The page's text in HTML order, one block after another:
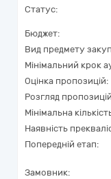
Статус:
Бюджет:
Вид предмету
Мінімальний крок
Оцінка пропозицій:
Розгляд
Мінімальна
Наявність
Попередній етап:
Замовник: